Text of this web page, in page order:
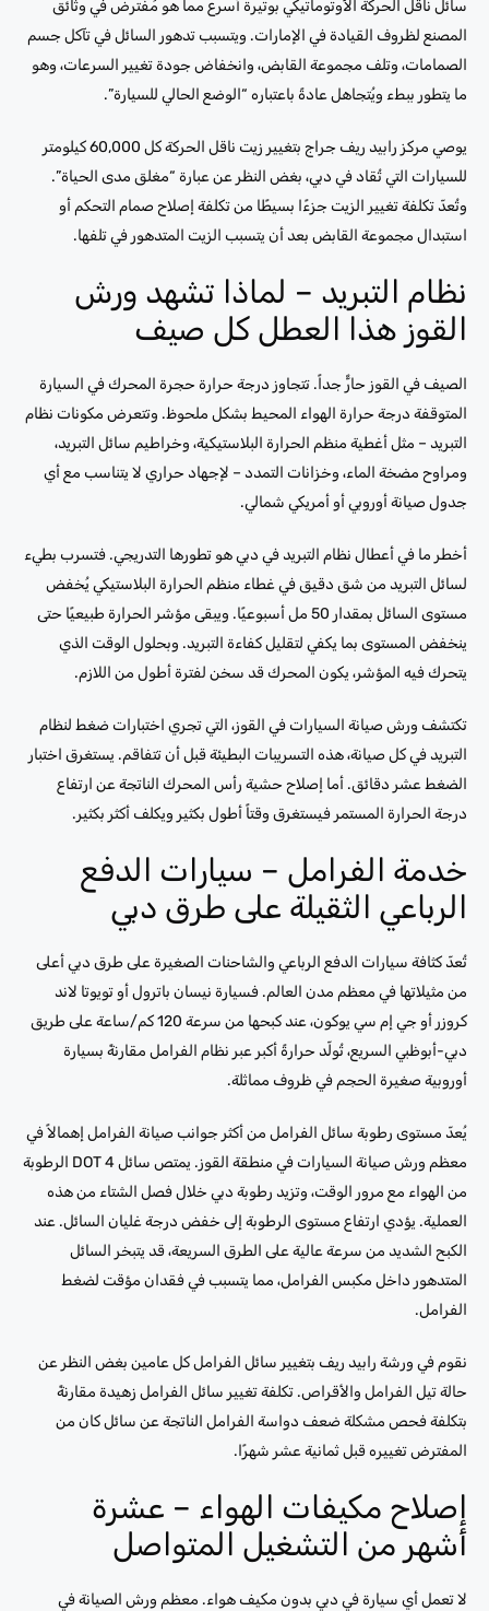
سائل ناقل الحركة الأوتوماتيكي بوتيرة أسرع مما هو مُفترض في وثائق
المصنع لظروف القيادة في الإمارات. ويتسبب تدهور السائل في تآكل جسم
الصمامات، وتلف مجموعة القابض، وانخفاض جودة تغيير السرعات، وهو
ما يتطور ببطء ويُتجاهل عادةً باعتباره “الوضع الحالي للسيارة”.
يوصي مركز رابيد ريف جراج بتغيير زيت ناقل الحركة كل 60,000 كيلومتر
للسيارات التي تُقاد في دبي، بغض النظر عن عبارة “مغلق مدى الحياة”.
وتُعدّ تكلفة تغيير الزيت جزءًا بسيطًا من تكلفة إصلاح صمام التحكم أو
استبدال مجموعة القابض بعد أن يتسبب الزيت المتدهور في تلفها.
نظام التبريد – لماذا تشهد ورش
القوز هذا العطل كل صيف
الصيف في القوز حارٌّ جداً. تتجاوز درجة حرارة حجرة المحرك في السيارة
المتوقفة درجة حرارة الهواء المحيط بشكل ملحوظ. وتتعرض مكونات نظام
التبريد – مثل أغطية منظم الحرارة البلاستيكية، وخراطيم سائل التبريد،
ومراوح مضخة الماء، وخزانات التمدد – لإجهاد حراري لا يتناسب مع أي
جدول صيانة أوروبي أو أمريكي شمالي.
أخطر ما في أعطال نظام التبريد في دبي هو تطورها التدريجي. فتسرب بطيء
لسائل التبريد من شق دقيق في غطاء منظم الحرارة البلاستيكي يُخفض
مستوى السائل بمقدار 50 مل أسبوعيًا. ويبقى مؤشر الحرارة طبيعيًا حتى
ينخفض ​​المستوى بما يكفي لتقليل كفاءة التبريد. وبحلول الوقت الذي
يتحرك فيه المؤشر، يكون المحرك قد سخن لفترة أطول من اللازم.
تكتشف ورش صيانة السيارات في القوز، التي تجري اختبارات ضغط لنظام
التبريد في كل صيانة، هذه التسريبات البطيئة قبل أن تتفاقم. يستغرق اختبار
الضغط عشر دقائق. أما إصلاح حشية رأس المحرك الناتجة عن ارتفاع
درجة الحرارة المستمر فيستغرق وقتاً أطول بكثير ويكلف أكثر بكثير.
خدمة الفرامل – سيارات الدفع
الرباعي الثقيلة على طرق دبي
تُعدّ كثافة سيارات الدفع الرباعي والشاحنات الصغيرة على طرق دبي أعلى
من مثيلاتها في معظم مدن العالم. فسيارة نيسان باترول أو تويوتا لاند
كروزر أو جي إم سي يوكون، عند كبحها من سرعة 120 كم/ساعة على طريق
دبي-أبوظبي السريع، تُولّد حرارةً أكبر عبر نظام الفرامل مقارنةً بسيارة
أوروبية صغيرة الحجم في ظروف مماثلة.
يُعدّ مستوى رطوبة سائل الفرامل من أكثر جوانب صيانة الفرامل إهمالاً في
معظم ورش صيانة السيارات في منطقة القوز. يمتص سائل DOT 4 الرطوبة
من الهواء مع مرور الوقت، وتزيد رطوبة دبي خلال فصل الشتاء من هذه
العملية. يؤدي ارتفاع مستوى الرطوبة إلى خفض درجة غليان السائل. عند
الكبح الشديد من سرعة عالية على الطرق السريعة، قد يتبخر السائل
المتدهور داخل مكبس الفرامل، مما يتسبب في فقدان مؤقت لضغط
الفرامل.
نقوم في ورشة رابيد ريف بتغيير سائل الفرامل كل عامين بغض النظر عن
حالة تيل الفرامل والأقراص. تكلفة تغيير سائل الفرامل زهيدة مقارنةً
بتكلفة فحص مشكلة ضعف دواسة الفرامل الناتجة عن سائل كان من
المفترض تغييره قبل ثمانية عشر شهرًا.
إصلاح مكيفات الهواء – عشرة
أشهر من التشغيل المتواصل
لا تعمل أي سيارة في دبي بدون مكيف هواء. معظم ورش الصيانة في